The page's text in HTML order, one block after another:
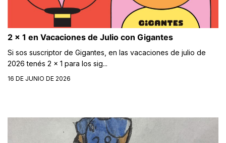
2 x 1 en Vacaciones de Julio con Gigantes
Si sos suscriptor de Gigantes, en las vacaciones de julio de
2026 tenés 2 x 1 para los sig...
16 DE JUNIO DE 2026